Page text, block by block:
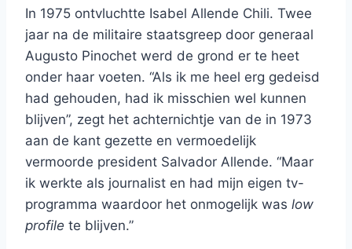
In 1975 ontvluchtte Isabel Allende Chili. Twee
jaar na de militaire staatsgreep door generaal
Augusto Pinochet werd de grond er te heet
onder haar voeten. “Als ik me heel erg gedeisd
had gehouden, had ik misschien wel kunnen
blijven”, zegt het achternichtje van de in 1973
aan de kant gezette en vermoedelijk
vermoorde president Salvador Allende. “Maar
ik werkte als journalist en had mijn eigen tv-
programma waardoor het onmogelijk was low
profile te blijven.”